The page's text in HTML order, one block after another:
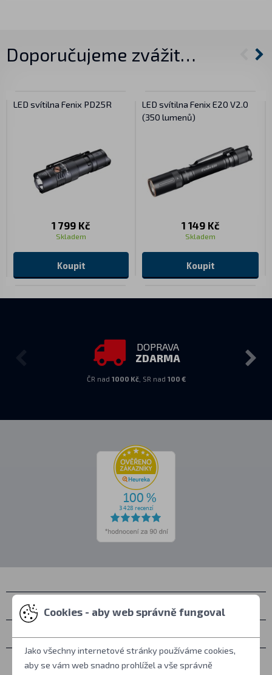
Doporučujeme zvážit…
LED svítilna Fenix PD25R
1 799 Kč
Skladem
Koupit
LED svítilna Fenix E20 V2.0
(350 lumenů)
1 149 Kč
Skladem
Koupit
DOPRAVA
ZDARMA
ČR nad 1000 Kč, SR nad 100 €
Kontakty
Osobní vyzvednutí
Vše o nákupu
Cookies - aby web správně fungoval
Jako všechny internetové stránky používáme cookies,
aby se vám web snadno prohlížel a vše správně